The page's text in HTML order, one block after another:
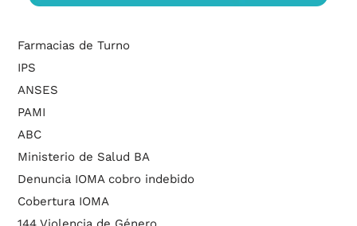
Farmacias de Turno
IPS
ANSES
PAMI
ABC
Ministerio de Salud BA
Denuncia IOMA cobro indebido
Cobertura IOMA